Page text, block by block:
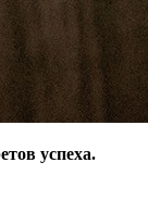
успеха.